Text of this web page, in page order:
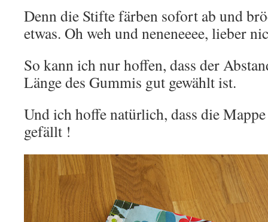
Denn die Stifte färben sofort ab und
etwas. Oh weh und neneneeee, lieber
So kann ich nur hoffen, dass der
Länge des Gummis gut gewählt ist.
Und ich hoffe natürlich, dass die
gefällt !